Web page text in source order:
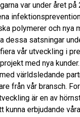
var under året på
polymerer och nya
dessa satsningar
vår utveckling i
med nya
världsledande
från vår bransch.
är en av
kunna erbjudande